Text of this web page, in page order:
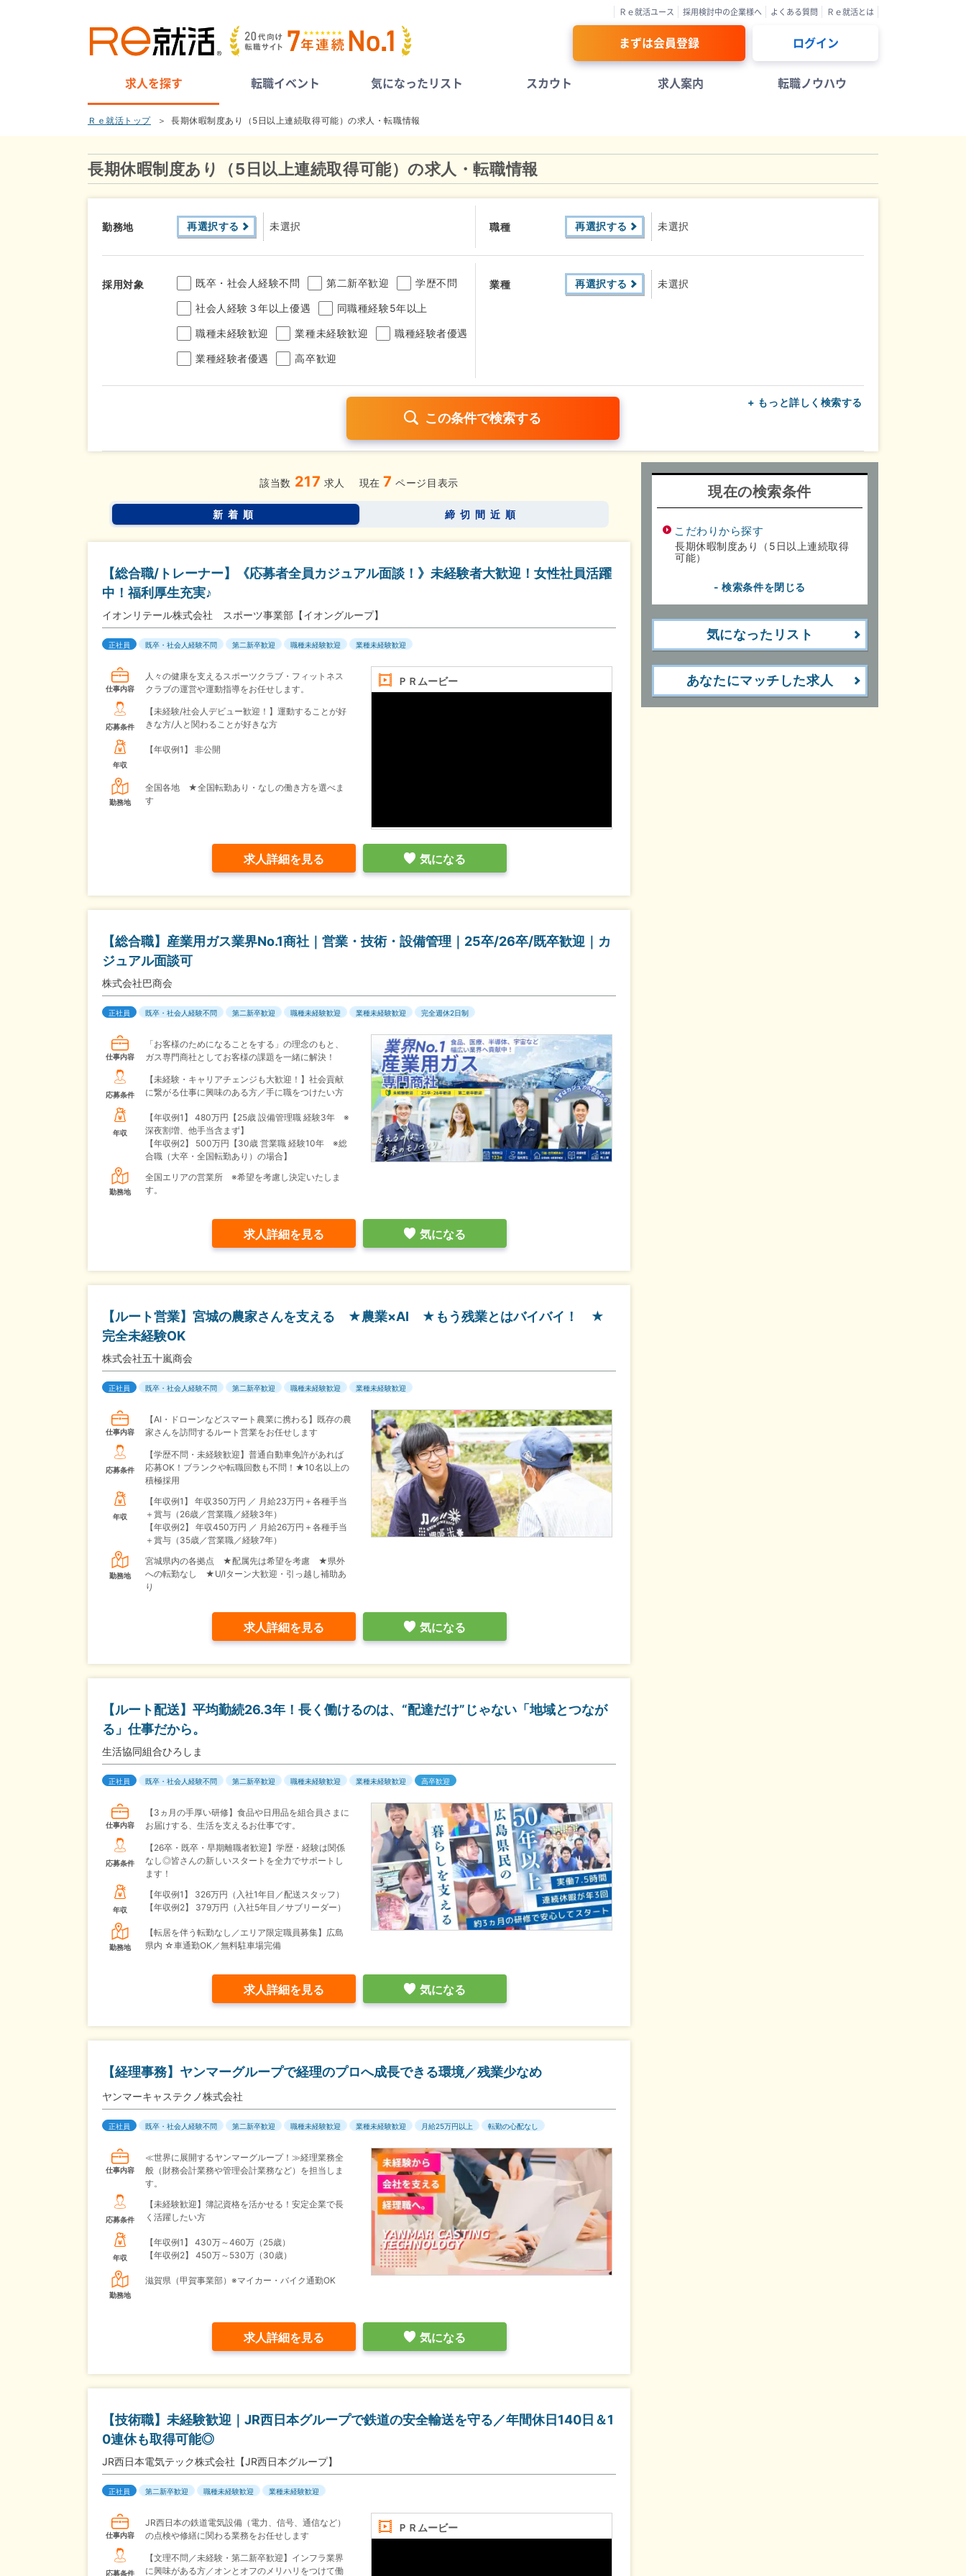
Ｒｅ就活ユース 採用検討中の企業様へ よくある質問 Ｒｅ就活とは
まずは会員登録 ログイン
求人を探す 転職イベント 気になったリスト スカウト 求人案内 転職ノウハウ
Ｒｅ就活トップ 長期休暇制度あり（5日以上連続取得可能）の求人・転職情報
長期休暇制度あり（5日以上連続取得可能）の求人・転職情報
勤務地 再選択する 未選択 職種 再選択する 未選択
採用対象 既卒・社会人経験不問 第二新卒歓迎 学歴不問
社会人経験３年以上優遇 同職種経験5年以上
職種未経験歓迎 業種未経験歓迎 職種経験者優遇
業種経験者優遇 高卒歓迎
業種 再選択する 未選択
完全週休2日制 年間休日120日以上 残業少なめ（1日1時間以内）
土日面接OK 書類選考なし
+ もっと詳しく検索する
該当数 217 求人 現在 7 ページ目表示
新着順 締切間近順
【総合職/トレーナー】《応募者全員カジュアル面談！》未経験者大歓迎！女性社員活躍
中！福利厚生充実♪
イオンリテール株式会社 スポーツ事業部【イオングループ】
正社員 既卒・社会人経験不問 第二新卒歓迎 職種未経験歓迎 業種未経験歓迎
ＰＲムービー
仕事内容
人々の健康を支えるスポーツクラブ・フィットネス
クラブの運営や運動指導をお任せします。
応募条件
【未経験/社会人デビュー歓迎！】運動することが好
きな方/人と関わることが好きな方
年収
【年収例1】 非公開
勤務地
全国各地 ★全国転勤あり・なしの働き方を選べま
す
求人詳細を見る 気になる
【総合職】産業用ガス業界No.1商社｜営業・技術・設備管理｜25卒/26卒/既卒歓迎｜カ
ジュアル面談可
株式会社巴商会
正社員 既卒・社会人経験不問 第二新卒歓迎 職種未経験歓迎 業種未経験歓迎 完全週休2日制
仕事内容
「お客様のためになることをする」の理念のもと、
ガス専門商社としてお客様の課題を一緒に解決！
応募条件
【未経験・キャリアチェンジも大歓迎！】社会貢献
に繋がる仕事に興味のある方／手に職をつけたい方
年収
【年収例1】
480万円【25歳 設備管理職 経験3年 ※
深夜割増、他手当含まず】
【年収例2】
500万円【30歳 営業職 経験10年 ※総
合職（大卒・全国転勤あり）の場合】
勤務地
全国エリアの営業所 ※希望を考慮し決定いたしま
す。
求人詳細を見る 気になる
【ルート営業】宮城の農家さんを支える ★農業×AI ★もう残業とはバイバイ！ ★
完全未経験OK
株式会社五十嵐商会
正社員 既卒・社会人経験不問 第二新卒歓迎 職種未経験歓迎 業種未経験歓迎
仕事内容
【AI・ドローンなどスマート農業に携わる】既存の農
家さんを訪問するルート営業をお任せします
応募条件
【学歴不問・未経験歓迎】普通自動車免許があれば
応募OK！ブランクや転職回数も不問！★10名以上の
積極採用
年収
【年収例1】
年収350万円 ／ 月給23万円＋各種手当
＋賞与（26歳／営業職／経験3年）
【年収例2】
年収450万円 ／ 月給26万円＋各種手当
＋賞与（35歳／営業職／経験7年）
勤務地
宮城県内の各拠点 ★配属先は希望を考慮 ★県外
への転勤なし ★U/Iターン大歓迎・引っ越し補助あ
り
求人詳細を見る 気になる
【ルート配送】平均勤続26.3年！長く働けるのは、“配達だけ”じゃない「地域とつなが
る」仕事だから。
生活協同組合ひろしま
正社員 既卒・社会人経験不問 第二新卒歓迎 職種未経験歓迎 業種未経験歓迎 高卒歓迎
仕事内容
【3ヵ月の手厚い研修】食品や日用品を組合員さまに
お届けする、生活を支えるお仕事です。
応募条件
【26卒・既卒・早期離職者歓迎】学歴・経験は関係
なし◎皆さんの新しいスタートを全力でサポートし
ます！
年収
【年収例1】
326万円（入社1年目／配送スタッフ）
【年収例2】
379万円（入社5年目／サブリーダー）
勤務地
【転居を伴う転勤なし／エリア限定職員募集】広島
県内 ☆車通勤OK／無料駐車場完備
求人詳細を見る 気になる
【経理事務】ヤンマーグループで経理のプロへ成長できる環境／残業少なめ
ヤンマーキャステクノ株式会社
正社員 既卒・社会人経験不問 第二新卒歓迎 職種未経験歓迎 業種未経験歓迎 月給25万円以上 転勤の心配なし
仕事内容
≪世界に展開するヤンマーグループ！≫経理業務全
般（財務会計業務や管理会計業務など）を担当しま
す。
応募条件
【未経験歓迎】簿記資格を活かせる！安定企業で長
く活躍したい方
年収
【年収例1】
430万～460万（25歳）
【年収例2】
450万～530万（30歳）
勤務地
滋賀県（甲賀事業部）※マイカー・バイク通勤OK
求人詳細を見る 気になる
【技術職】未経験歓迎｜JR西日本グループで鉄道の安全輸送を守る／年間休日140日＆1
0連休も取得可能◎
JR西日本電気テック株式会社【JR西日本グループ】
正社員 第二新卒歓迎 職種未経験歓迎 業種未経験歓迎
ＰＲムービー
仕事内容
JR西日本の鉄道電気設備（電力、信号、通信など）
の点検や修繕に関わる業務をお任せします
応募条件
【文理不問／未経験・第二新卒歓迎】インフラ業界
に興味がある方／オンとオフのメリハリをつけて働
現在の検索条件
こだわりから探す
長期休暇制度あり（5日以上連続取得
可能）
- 検索条件を閉じる
気になったリスト
あなたにマッチした求人